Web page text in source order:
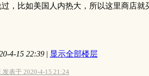
，比如美国人内热大，所以这里商店
4-15 22:39 | 显示全部楼层
发表于 2020-4-15 21:24